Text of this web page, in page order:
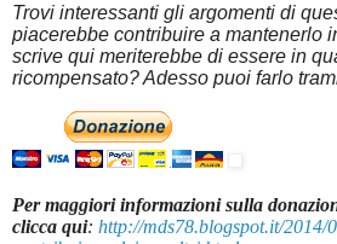
Trovi interessanti gli argomenti di
piacerebbe contribuire a mantenerlo
scrive qui meriterebbe di essere in
ricompensato? Adesso puoi farlo
Per maggiori informazioni sulla
clicca qui: http://mds78.blogspot.it/2014/